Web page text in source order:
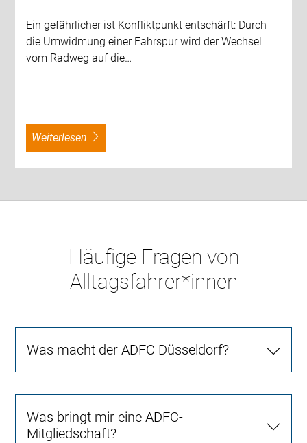
Ein gefährlicher ist Konfliktpunkt entschärft: Durch
die Umwidmung einer Fahrspur wird der Wechsel
vom Radweg auf die…
weiterlesen
Häufige Fragen von
Alltagsfahrer*innen
Was macht der ADFC Düsseldorf?
Was bringt mir eine ADFC-
Mitgliedschaft?